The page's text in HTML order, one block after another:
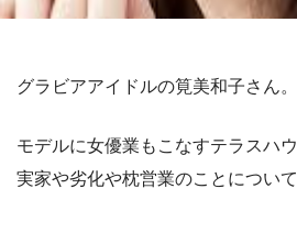
グラビアアイドルの筧美和子さん。
モデルに女優業もこなすテラスハ
実家や劣化や枕営業のことについ